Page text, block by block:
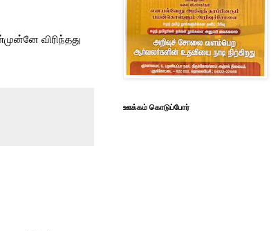
விரிந்தது
ஊக்கம் கொடுப்போர்